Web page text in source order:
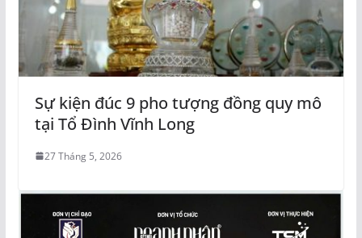
Sự kiện đúc 9 pho tượng đồng quy mô
tại Tổ Đình Vĩnh Long
27 Tháng 5, 2026